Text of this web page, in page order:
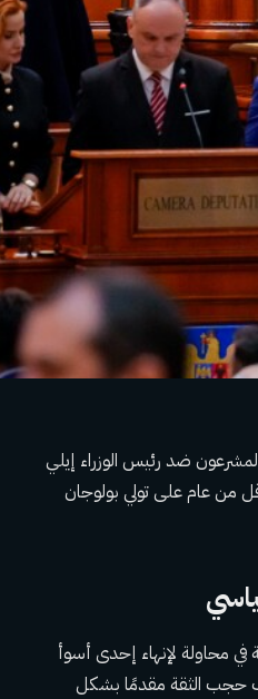
ضد رئيس الوزراء إيلي
من عام على تولي بولوجان
في محاولة لإنهاء إحدى أسوأ
طلب حجب الثقة مقدمًا بشكل